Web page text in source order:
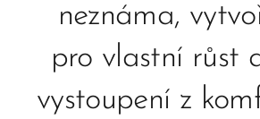
neznáma,
pro vlastní růst
vystoupení z